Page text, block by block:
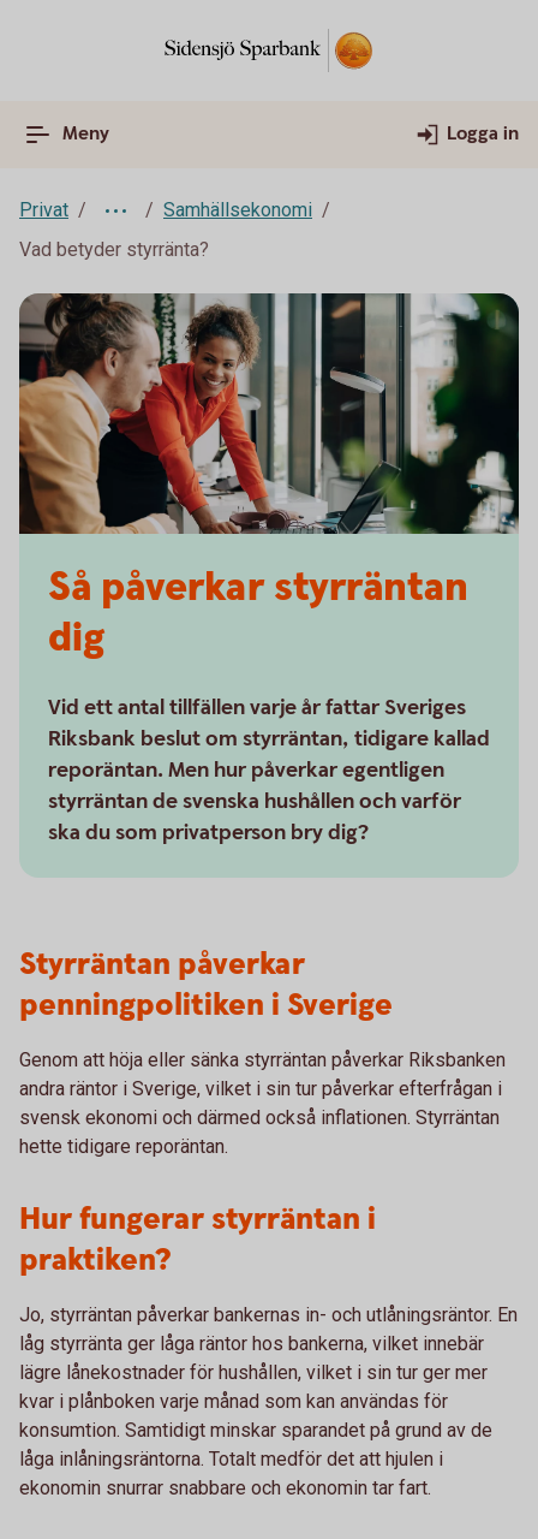
Meny Logga in
Privat
Samhällsekonomi
Vad betyder styrränta?
Så påverkar styrräntan
dig
Vid ett antal tillfällen varje år fattar Sveriges
Riksbank beslut om styrräntan, tidigare kallad
reporäntan. Men hur påverkar egentligen
styrräntan de svenska hushållen och varför
ska du som privatperson bry dig?
Styrräntan påverkar
penningpolitiken i Sverige
Genom att höja eller sänka styrräntan påverkar Riksbanken
andra räntor i Sverige, vilket i sin tur påverkar efterfrågan i
svensk ekonomi och därmed också inflationen. Styrräntan
hette tidigare reporäntan.
Hur fungerar styrräntan i
praktiken?
Jo, styrräntan påverkar bankernas in- och utlåningsräntor. En
låg styrränta ger låga räntor hos bankerna, vilket innebär
lägre lånekostnader för hushållen, vilket i sin tur ger mer
kvar i plånboken varje månad som kan användas för
konsumtion. Samtidigt minskar sparandet på grund av de
låga inlåningsräntorna. Totalt medför det att hjulen i
ekonomin snurrar snabbare och ekonomin tar fart.